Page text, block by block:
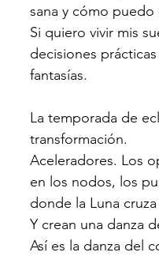
sana y cómo puedo
Si quiero vivir mis
decisiones
fantasías.
La temporada de
transformación.
Aceleradores. Los
en los nodos, los
donde la Luna
Y crean una danza
Así es la danza del